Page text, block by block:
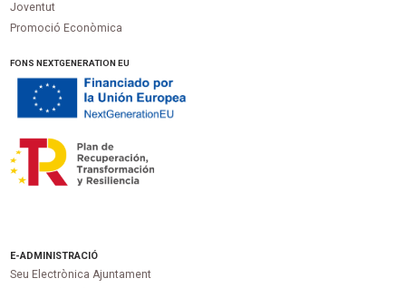
Joventut
Promoció Econòmica
FONS NEXTGENERATION EU
E-ADMINISTRACIÓ
Seu Electrònica Ajuntament